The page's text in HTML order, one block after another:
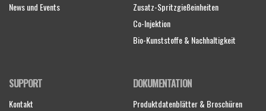
News und Events
SUPPORT
Kontakt
Zusatz-Spritzgießeinheiten
Co-Injektion
Bio-Kunststoffe & Nachhaltigkeit
DOKUMENTATION
Produktdatenblätter & Broschüren